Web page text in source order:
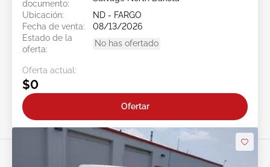
documento:
Ubicación:
ND - FARGO
Fecha de venta:
08/13/2026
Estado de la
oferta:
No has ofertado
Oferta actual:
$0
Ofertar